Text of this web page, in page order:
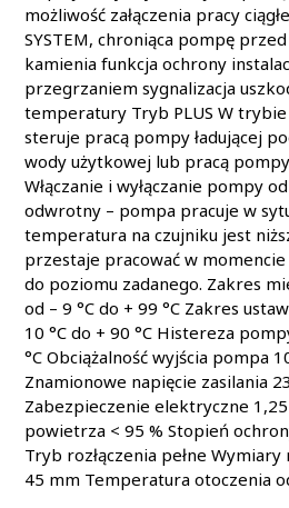
możliwość załączenia pracy
SYSTEM, chroniąca pompę
kamienia funkcja ochrony
przegrzaniem sygnalizacja
temperatury Tryb PLUS W
steruje pracą pompy ładującej
wody użytkowej lub pracą
Włączanie i wyłączanie pompy
odwrotny – pompa pracuje w
temperatura na czujniku jest
przestaje pracować w
do poziomu zadanego. Zakres
od – 9 °C do + 99 °C Zakres
10 °C do + 90 °C Histereza
°C Obciążalność wyjścia pompa
Znamionowe napięcie zasilania
Zabezpieczenie elektryczne
powietrza < 95 % Stopień
Tryb rozłączenia pełne
45 mm Temperatura otoczenia